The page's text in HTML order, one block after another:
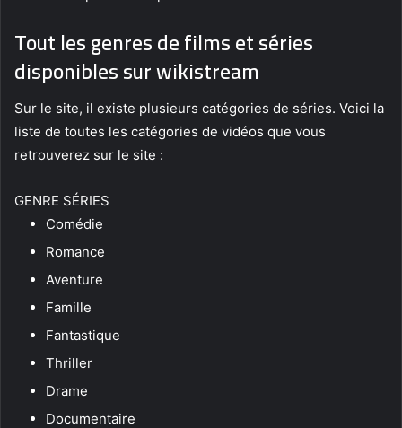
Tout les genres de films et séries
disponibles sur wikistream
Sur le site, il existe plusieurs catégories de séries. Voici la
liste de toutes les catégories de vidéos que vous
retrouverez sur le site :
GENRE SÉRIES
Comédie
Romance
Aventure
Famille
Fantastique
Thriller
Drame
Documentaire